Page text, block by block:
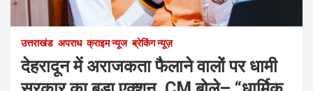
उत्तराखंड अपराध क्राइम न्यूज ब्रेकिंग न्यूज़
देहरादून में अराजकता फैलाने वालों पर धामी